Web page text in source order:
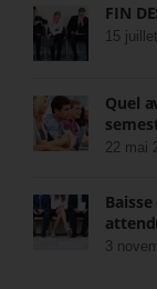
FIN
15
Quel
22 mai
3